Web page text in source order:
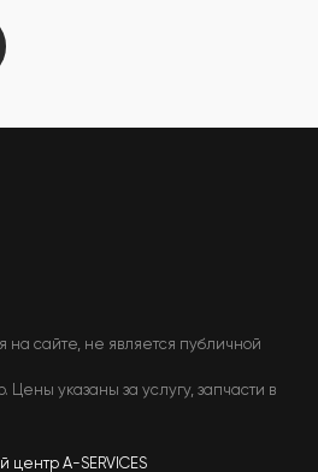
сайте, не является публичной
Цены указаны за услугу, запчасти в
A-SERVICES